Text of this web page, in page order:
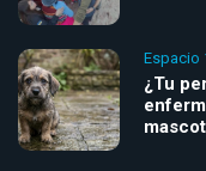
Espacio
¿Tu